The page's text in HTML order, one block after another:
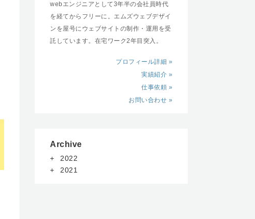
webエンジニアとして3年半の会社員時代
を経てからフリーに。エムズウェブデザイ
ンを屋号にウェブサイトの制作・運用を受
託しています。在宅ワーク2年目突入。
プロフィール詳細 »
実績紹介 »
仕事依頼 »
お問い合わせ »
Archive
2022
2021